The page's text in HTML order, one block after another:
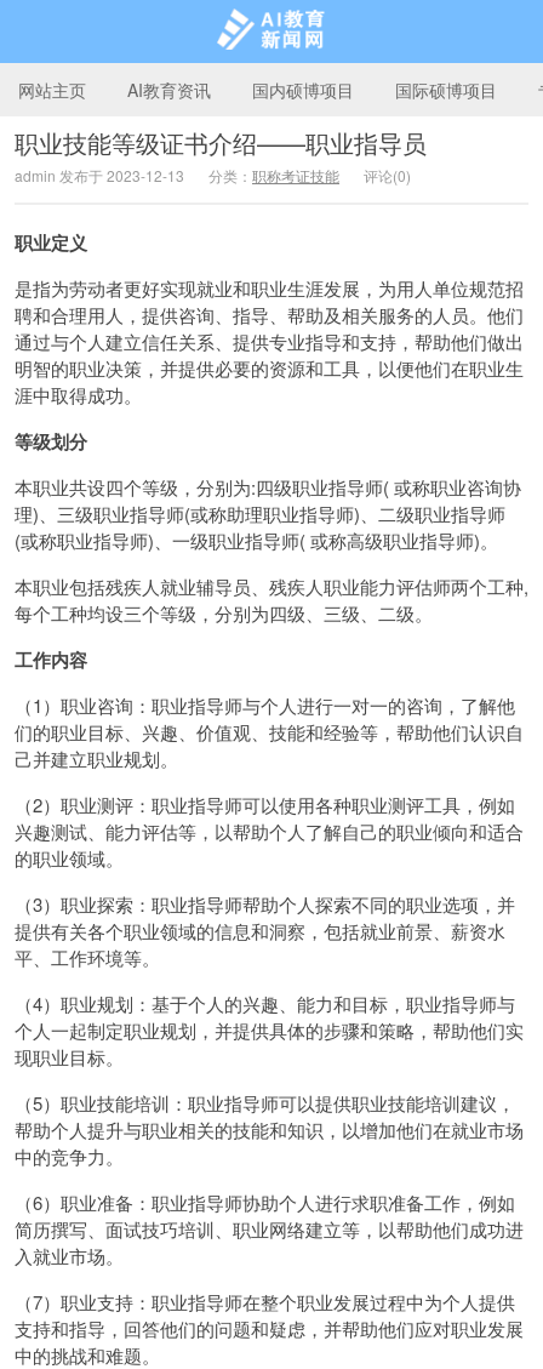
AI教育新闻网
网站主页 AI教育资讯 国内硕博项目 国际硕博项目
职业技能等级证书介绍——职业指导员
admin 发布于 2023-12-13 分类： 职称考证技能 评论(0)
职业定义
是指为劳动者更好实现就业和职业生涯发展，为用人单位规范招
聘和合理用人，提供咨询、指导、帮助及相关服务的人员。他们
通过与个人建立信任关系、提供专业指导和支持，帮助他们做出
明智的职业决策，并提供必要的资源和工具，以便他们在职业生
涯中取得成功。
等级划分
本职业共设四个等级，分别为:四级职业指导师( 或称职业咨询协
理)、三级职业指导师(或称助理职业指导师)、二级职业指导师
(或称职业指导师)、一级职业指导师( 或称高级职业指导师)。
本职业包括残疾人就业辅导员、残疾人职业能力评估师两个工种,
每个工种均设三个等级，分别为四级、三级、二级。
工作内容
（1）职业咨询：职业指导师与个人进行一对一的咨询，了解他
们的职业目标、兴趣、价值观、技能和经验等，帮助他们认识自
己并建立职业规划。
（2）职业测评：职业指导师可以使用各种职业测评工具，例如
兴趣测试、能力评估等，以帮助个人了解自己的职业倾向和适合
的职业领域。
（3）职业探索：职业指导师帮助个人探索不同的职业选项，并
提供有关各个职业领域的信息和洞察，包括就业前景、薪资水
平、工作环境等。
（4）职业规划：基于个人的兴趣、能力和目标，职业指导师与
个人一起制定职业规划，并提供具体的步骤和策略，帮助他们实
现职业目标。
（5）职业技能培训：职业指导师可以提供职业技能培训建议，
帮助个人提升与职业相关的技能和知识，以增加他们在就业市场
中的竞争力。
（6）职业准备：职业指导师协助个人进行求职准备工作，例如
简历撰写、面试技巧培训、职业网络建立等，以帮助他们成功进
入就业市场。
（7）职业支持：职业指导师在整个职业发展过程中为个人提供
支持和指导，回答他们的问题和疑虑，并帮助他们应对职业发展
中的挑战和难题。